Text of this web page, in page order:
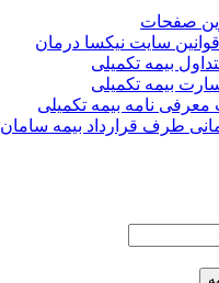
صفحات
سایت نیکسا درمان
بیمه تکمیلی
بیمه تکمیلی
نامه بیمه تکمیلی
طرف قرارداد بیمه سامان